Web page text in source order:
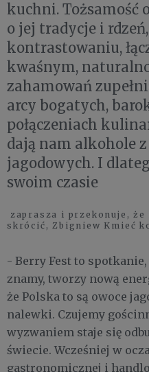
kuchni. Tożsamość
o jej tradycje i
kontrastowaniu,
kwaśnym,
zahamowań
arcy bogatych,
połączeniach
dają nam alkohole
jagodowych. I
swoim czasie
zaprasza i przekonuje, że
skrócić, Zbigniew Kmieć
- Berry Fest to
znamy, tworzy nową
że Polska to są owoce
nalewki. Czujemy
wyzwaniem staje się
świecie. Wcześniej w
gastronomicznej i